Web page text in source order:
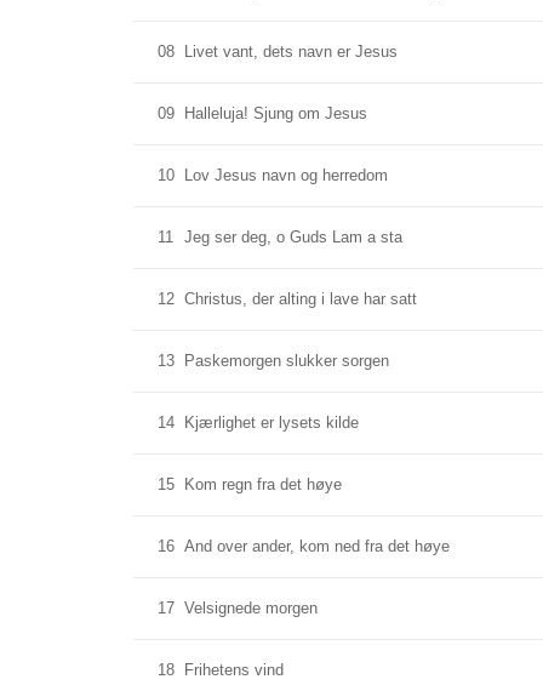
08 Livet vant, dets navn er Jesus
09 Halleluja! Sjung om Jesus
10 Lov Jesus navn og herredom
11 Jeg ser deg, o Guds Lam a sta
12 Christus, der alting i lave har satt
13 Paskemorgen slukker sorgen
14 Kjærlighet er lysets kilde
15 Kom regn fra det høye
16 And over ander, kom ned fra det høye
17 Velsignede morgen
18 Frihetens vind